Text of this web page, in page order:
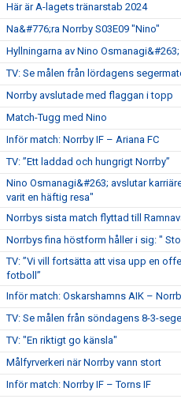
Här är A-lagets tränarstab 2024
Na&#776;ra Norrby S03E09 "Nino"
Hyllningarna av Nino
TV: Se målen från lördagens
Norrby avslutade med flaggan i topp
Match-Tugg med Nino
Inför match: Norrby IF – Ariana FC
TV: ”Ett laddad och hungrigt Norrby”
Nino Osmanagi&#263; avslutar
varit en häftig resa"
Norrbys sista match flyttad till
Norrbys fina höstform håller i sig: "
TV: ”Vi vill fortsätta att visa upp en
fotboll”
Inför match: Oskarshamns AIK –
TV: Se målen från söndagens 8-3-
TV: "En riktigt go känsla"
Målfyrverkeri när Norrby vann stort
Inför match: Norrby IF – Torns IF